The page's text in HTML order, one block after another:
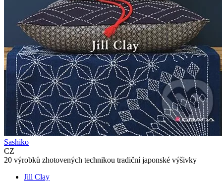
Sashiko
CZ
20 výrobků zhotovených technikou tradiční japonské výšivky
Jill Clay